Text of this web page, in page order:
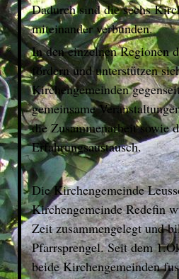
Dadurch sind die sechs
miteinander verbunden.
In den einzelnen Regionen
fördern und unterstützen
Kirchengemeinden
gemeinsame
die Zusammenarbeit sowie
Erfahrungsaustausch.
Die Kirchengemeinde
Kirchengemeinde Redefin
Zeit zusammengelegt und
Pfarrsprengel. Seit dem
beide Kirchengemeinden